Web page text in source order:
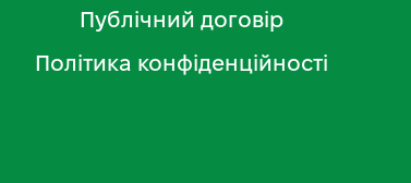
Публічний договір
Політика конфіденційності